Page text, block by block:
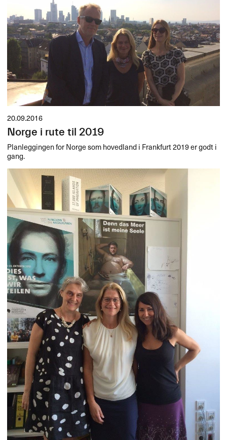
20.09.2016
Norge i rute til 2019
Planleggingen for Norge som hovedland i Frankfurt 2019 er godt i
gang.